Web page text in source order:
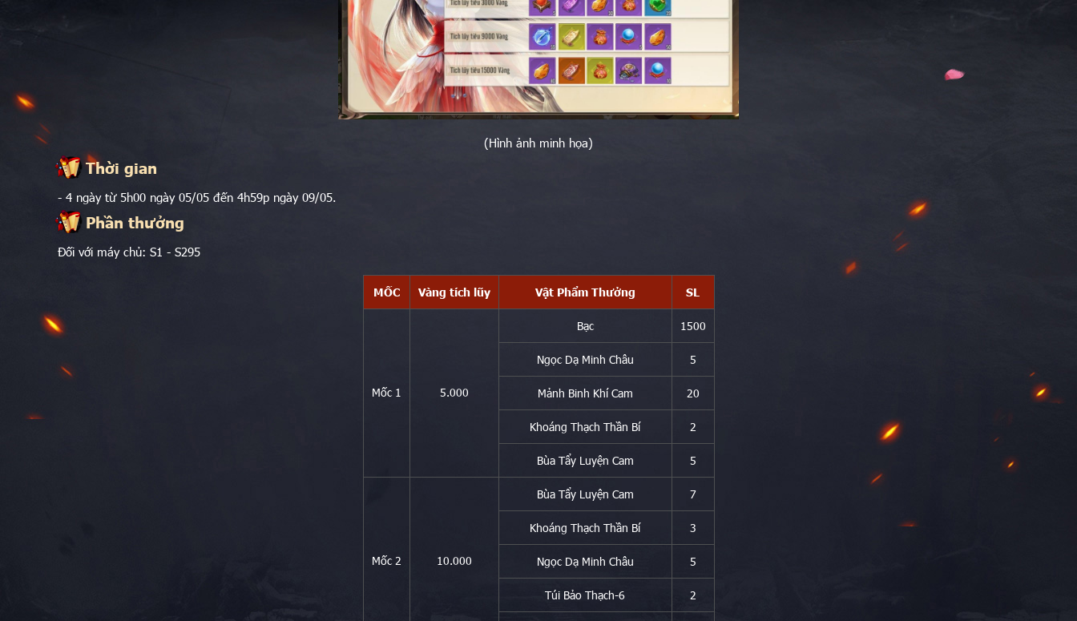
(Hình ảnh minh họa)
Thời gian
- 4 ngày từ 5h00 ngày 05/05 đến 4h59p ngày 09/05.
Phần thưởng
Đối với máy chủ: S1 - S295
MỐC Vàng tích lũy Vật Phẩm Thưởng SL
Mốc 1 5.000
Bạc 1500
Ngọc Dạ Minh Châu 5
Mảnh Binh Khí Cam 20
Khoáng Thạch Thần Bí 2
Bùa Tẩy Luyện Cam 5
Mốc 2 10.000
Bùa Tẩy Luyện Cam 7
Khoáng Thạch Thần Bí 3
Ngọc Dạ Minh Châu 5
Túi Bảo Thạch-6 2